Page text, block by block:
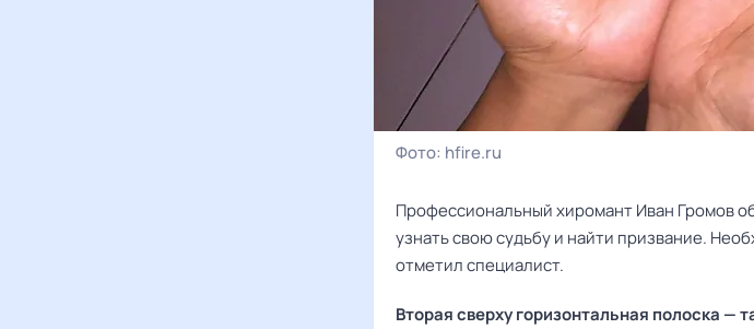
Фото: hfire.ru
Профессиональный хиромантИван Громов
узнать свою судьбу и найти призвание.
отметил специалист.
Вторая сверху горизонтальная полоска —